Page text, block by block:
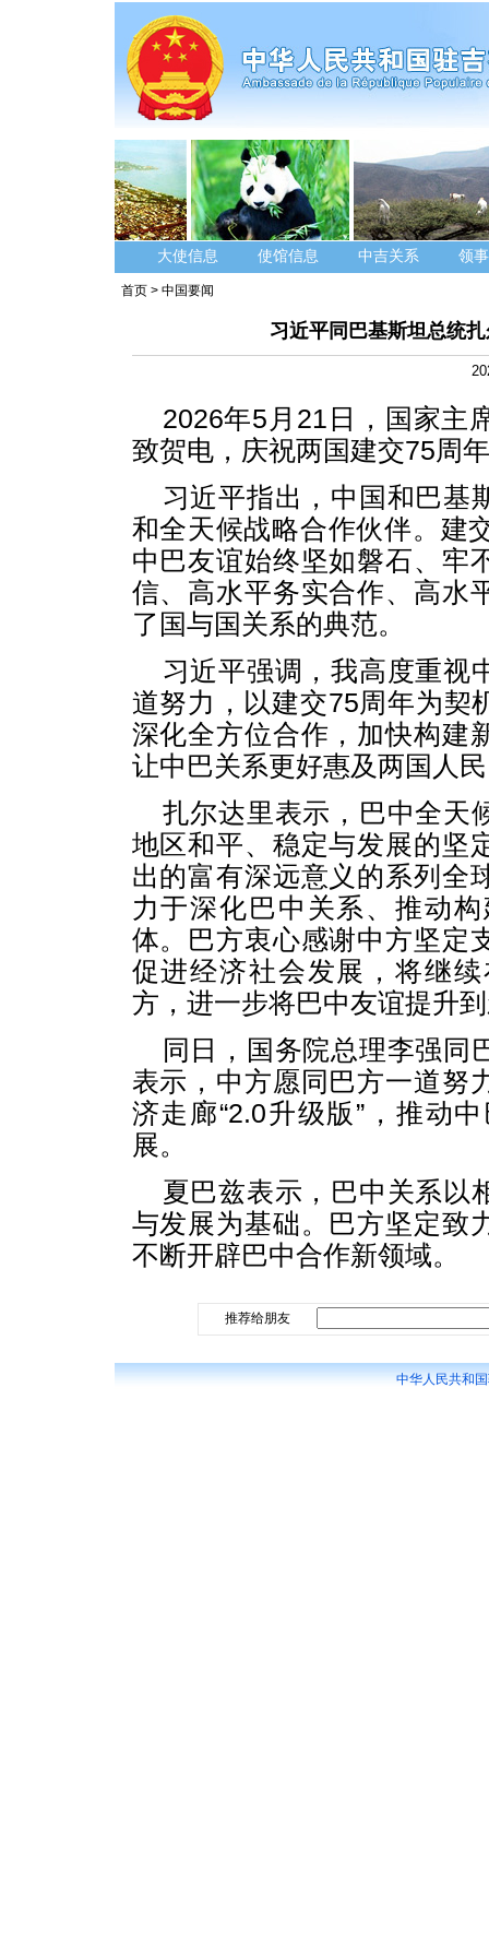
大使信息 使馆信息 中吉关系 领
首页 > 中国要闻
习近平同巴基斯坦总统
2026年5月21日，国家主
致贺电，庆祝两国建交75周
习近平指出，中国和巴基
和全天候战略合作伙伴。建
中巴友谊始终坚如磐石、牢
信、高水平务实合作、高水
了国与国关系的典范。
习近平强调，我高度重视
道努力，以建交75周年为契
深化全方位合作，加快构建
让中巴关系更好惠及两国人
扎尔达里表示，巴中全天
地区和平、稳定与发展的坚
出的富有深远意义的系列全
力于深化巴中关系、推动
体。巴方衷心感谢中方坚定
促进经济社会发展，将继
方，进一步将巴中友谊提升
同日，国务院总理李强同
表示，中方愿同巴方一道努
济走廊“2.0升级版”，推动
展。
夏巴兹表示，巴中关系以
与发展为基础。巴方坚定致
不断开辟巴中合作新领域。
推荐给朋友
中华人民共和